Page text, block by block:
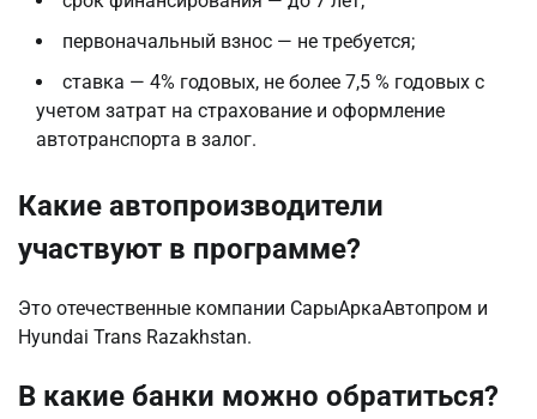
первоначальный взнос — не требуется;
ставка — 4% годовых, не более 7,5 % годовых с
учетом затрат на страхование и оформление
автотранспорта в залог.
Какие автопроизводители
участвуют в программе?
Это отечественные компании СарыАркаАвтопром и
Hyundai Trans Razakhstan.
В какие банки можно обратиться?